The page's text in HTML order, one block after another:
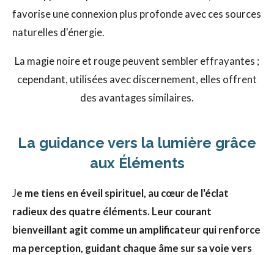
favorise une connexion plus profonde avec ces sources
naturelles d'énergie.
La magie noire et rouge peuvent sembler effrayantes ;
cependant, utilisées avec discernement, elles offrent
des avantages similaires.
La guidance vers la lumière grâce
aux Éléments
Je me tiens en éveil spirituel, au cœur de l'éclat
radieux des quatre éléments. Leur courant
bienveillant agit comme un amplificateur qui renforce
ma perception, guidant chaque âme sur sa voie vers